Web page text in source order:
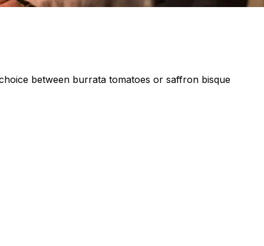
between burrata tomatoes or saffron bisque